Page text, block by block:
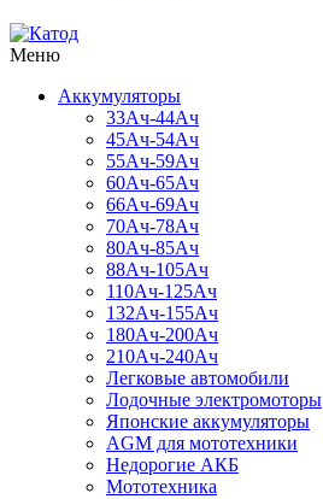
Меню
Аккумуляторы
33Ач-44Ач
45Ач-54Ач
55Ач-59Ач
60Ач-65Ач
66Ач-69Ач
70Ач-78Ач
80Ач-85Ач
88Ач-105Ач
110Ач-125Ач
132Ач-155Ач
180Ач-200Ач
210Ач-240Ач
Легковые автомобили
Лодочные электромоторы
Японские аккумуляторы
AGM для мототехники
Недорогие АКБ
Мототехника